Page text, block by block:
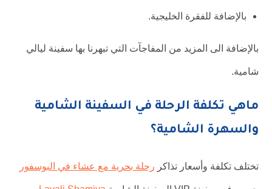
بالإضافة للفقرة الخليجية.
بالإضافة الى المزيد من المفاجآت التي تبهرنا بها سفينة ليالي
شامية.
ماهي تكلفة الرحلة في السفينة الشامية
والسهرة الشامية؟
تختلف تكلفة وأسعار تذاكر رحلة بحرية مع عشاء في البوسفور